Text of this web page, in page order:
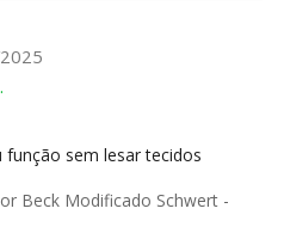
função sem lesar tecidos
Beck Modificado Schwert -